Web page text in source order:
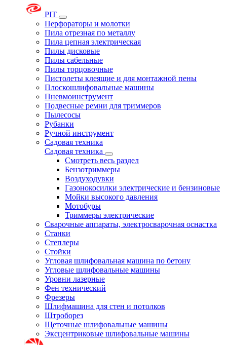
PIT
Перфораторы и молотки
Пила отрезная по металлу
Пила цепная электрическая
Пилы дисковые
Пилы сабельные
Пилы торцовочные
Пистолеты клеящие и для монтажной пены
Плоскошлифовальные машины
Пневмоинструмент
Подвесные ремни для триммеров
Пылесосы
Рубанки
Ручной инструмент
Садовая техника
Садовая техника
Смотреть весь раздел
Бензотриммеры
Воздуходувки
Газонокосилки электрические и бензиновые
Мойки высокого давления
Мотобуры
Триммеры электрические
Сварочные аппараты, электросварочная оснастка
Станки
Степлеры
Стойки
Угловая шлифовальная машина по бетону
Угловые шлифовальные машины
Уровни лазерные
Фен технический
Фрезеры
Шлифмашина для стен и потолков
Штроборез
Щеточные шлифовальные машины
Эксцентриковые шлифовальные машины